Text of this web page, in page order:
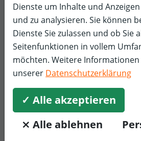
Michael R.Räder, Reifen & Felgen
5,0/5
Schneller und guter Service und
Horst H.Räder, Reifen & Felgen
Dienste um Inhalte und
und zu analysieren. Sie können
Dienste Sie zulassen und ob Sie
Seitenfunktionen in vollem
möchten. Weitere Informationen
unserer Datenschutzerklärung
✓ Alle akzeptieren
⨯ Alle ablehnen